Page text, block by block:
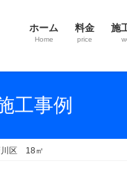
ホーム
Home
料金
price
施
工事例
川区 18㎡